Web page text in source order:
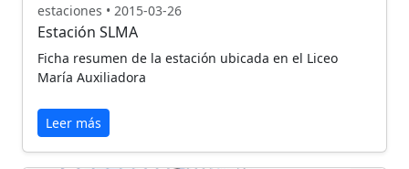
estaciones • 2015-03-26
Estación SLMA
Ficha resumen de la estación ubicada en el Liceo
María Auxiliadora
Leer más